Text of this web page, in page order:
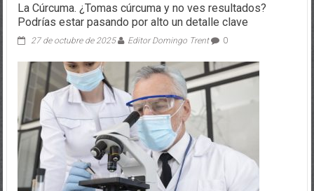
La Cúrcuma. ¿Tomas cúrcuma y no ves resultados?
Podrías estar pasando por alto un detalle clave
27 de octubre de 2025 Editor Domingo Trent 0